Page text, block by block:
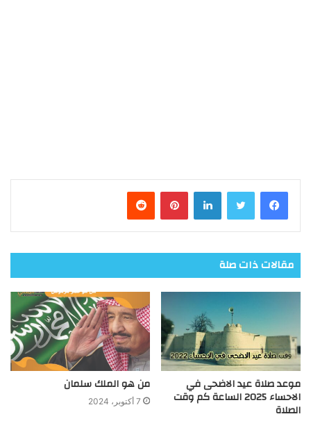
فيسبوك تويتر لينكدإن بينتيريست
مقالات ذات صلة
موعد صلاة عيد الاضحى في
الاحساء 2025 الساعة كم وقت
الصلاة
من هو الملك سلمان
7 أكتوبر، 2024